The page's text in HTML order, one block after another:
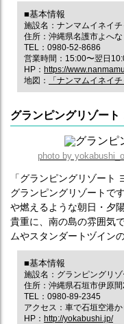
■基本情報
施設名：ナンマムイネイチ
住所：沖縄県名護市よへ
TEL：0980-52-8686
営業時間：15:00〜翌日
HP： https://
地図：
「ナンマムイネイ
グランピングリゾート
photo by
「グランピングリゾート
グランピングリゾートで
や燃えるような朝日・夕
貴重に、南の島の雰囲気
ムやスタンダートヅイン
■基本情報
施設名：グランピングリ
住所：沖縄県石垣市伊原
TEL：0980-89-2345
アクセス：車で石垣空港
HP： http://yokabushi.jp/